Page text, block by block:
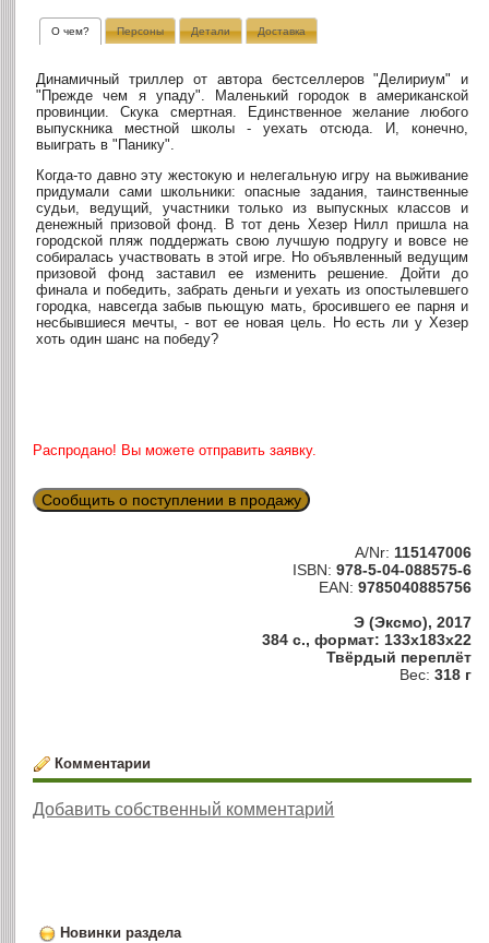
О чем? Персоны Детали Доставка
Динамичный триллер от автора бестселлеров "Делириум" и
"Прежде чем я упаду". Маленький городок в американской
провинции. Скука смертная. Единственное желание любого
выпускника местной школы - уехать отсюда. И, конечно,
выиграть в "Панику".
Когда-то давно эту жестокую и нелегальную игру на выживание
придумали сами школьники: опасные задания, таинственные
судьи, ведущий, участники только из выпускных классов и
денежный призовой фонд. В тот день Хезер Нилл пришла на
городской пляж поддержать свою лучшую подругу и вовсе не
собиралась участвовать в этой игре. Но объявленный ведущим
призовой фонд заставил ее изменить решение. Дойти до
финала и победить, забрать деньги и уехать из опостылевшего
городка, навсегда забыв пьющую мать, бросившего ее парня и
несбывшиеся мечты, - вот ее новая цель. Но есть ли у Хезер
хоть один шанс на победу?
Распродано! Вы можете отправить заявку.
Сообщить о поступлении в продажу
A/Nr: 115147006
ISBN: 978-5-04-088575-6
EAN: 9785040885756
Э (Эксмо), 2017
384 с., формат: 133x183x22
Твёрдый переплёт
Вес: 318 г
Комментарии
Добавить собственный комментарий
Новинки раздела